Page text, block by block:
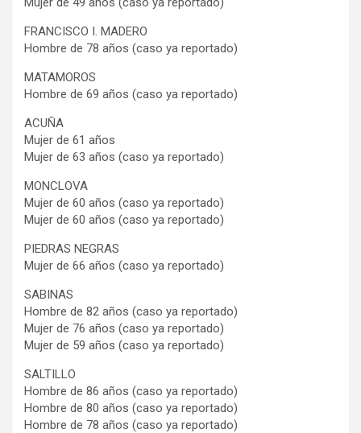
FRANCISCO I. MADERO
Hombre de 78 años (caso ya reportado)
MATAMOROS
Hombre de 69 años (caso ya reportado)
ACUÑA
Mujer de 61 años
Mujer de 63 años (caso ya reportado)
MONCLOVA
Mujer de 60 años (caso ya reportado)
Mujer de 60 años (caso ya reportado)
PIEDRAS NEGRAS
Mujer de 66 años (caso ya reportado)
SABINAS
Hombre de 82 años (caso ya reportado)
Mujer de 76 años (caso ya reportado)
Mujer de 59 años (caso ya reportado)
SALTILLO
Hombre de 86 años (caso ya reportado)
Hombre de 80 años (caso ya reportado)
Hombre de 78 años (caso ya reportado)